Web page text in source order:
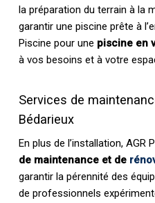
la préparation du terrain à la
garantir une piscine prête à
Piscine pour une piscine en
à vos besoins et à votre
Services de
Bédarieux
En plus de l’installation, AGR
de maintenance et de
garantir la pérennité des
de professionnels